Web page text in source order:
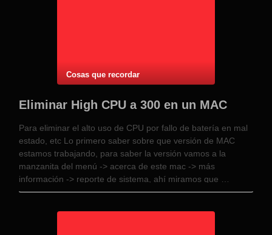
Cosas que recordar
Eliminar High CPU a 300 en un MAC
Para eliminar el alto uso de CPU por fallo de batería en mal
estado, etc Lo primero saber sobre que versión de MAC
estamos trabajando, para saber la versión vamos a la
manzanita del menú -> acerca de este mac -> más
información -> reporte de sistema, ahí miramos que …